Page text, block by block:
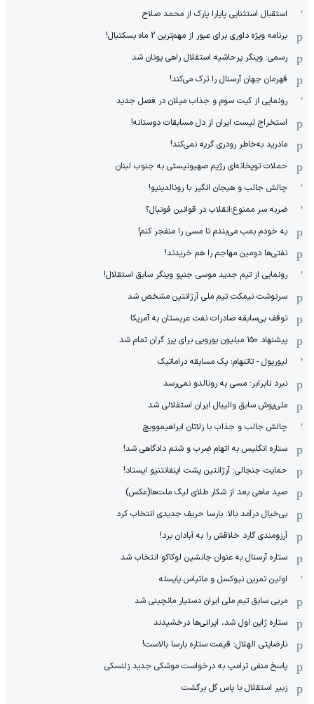
استقبال استثنایی پاپارا پارک از محمد صلاح
برنامه ویژه داوری برای عبور از مهم‌ترین 2 ماه بسکتبال!
رسمی: وینگر پرحاشیه استقلال راهی یونان شد
قهرمان جهان آرسنال را ترک می‌کند!
رونمایی از کیت سوم و جذاب میلان در فصل جدید
استخراج لیست ایران از دل مسابقات دوستانه!
مادرید به‌خاطر رودری گریه نمی‌کند!
حملات توپخانه‌ای رژیم صهیونیستی به جنوب لبنان
چالش جالب و هیجان انگیز با رونالدینیو!
ضربه سر ممنوع؛انقلاب در قوانین فوتبال؟
به خودم بمب می‌بندم تا مسی را منفجر کنم!
نفتی‌ها دومین مهاجم را هم خریدند!
رونمایی از تیم جدید موسی جنپو وینگر سابق استقلال!
سرنوشت نیمکت تیم ملی آرژانتین مشخص شد
توقف بی‌سابقه صادرات نفت عربستان به آمریکا
پیشنهاد ۱۵۰ میلیون یورویی برای پرز گران تمام شد
لیورپول - تاتنهام؛ یک مسابقه دراماتیک
نبرد نابرابر: مسی به رونالدو نمی‌رسد
ملی‌پوش سابق والیبال ایران استقلالی شد
چالش جالب و جذاب با زلاتان ابراهیموویچ
ستاره انگلیس به اتهام ضرب و شتم دادگاهی شد!
حمایت جنجالی: آرژانتین پشت اینفانتنیو ایستاد!
صید ماهی بعد از شکار طلای لیگ ملت‌ها(عکس)
بی‌خیال درآمد بالا: بارسا حریف جدیدی انتخاب کرد
آرزومندی گارد خلاقش را به آبادان برد!
ستاره آرسنال به عنوان جانشین لوکاکو انتخاب شد
اولین تمرین نیوکسل و ماتیاس یایسله
مربی سابق تیم ملی ایران دستیار مانچینی شد
ستاره ژاپن اول شد، ایرانی‌ها درخشیدند
نارضایتی الهلال: قیمت ستاره بارسا بالاست!
پاسخ منفی ترامپ به درخواست موشکی جدید زلنسکی
زبیر استقلال با پاس گل برگشت